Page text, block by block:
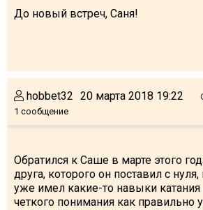
До новый встреч, Саня!
hobbet32
1 сообщение
20 марта 2018 19:22
Обратился к Саше в марте этого
друга, которого он поставил с
уже имел какие-то навыки
четкого понимания как правильно